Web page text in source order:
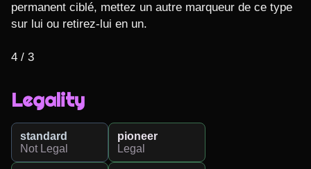
permanent ciblé, mettez un autre marqueur de ce type
sur lui ou retirez-lui en un.
4 / 3
Legality
standard
Not Legal
pioneer
Legal